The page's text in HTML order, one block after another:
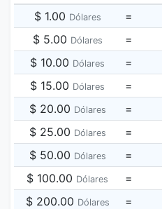
$ 1.00 Dólares =
$ 5.00 Dólares =
$ 10.00 Dólares =
$ 15.00 Dólares =
$ 20.00 Dólares =
$ 25.00 Dólares =
$ 50.00 Dólares =
$ 100.00 Dólares =
$ 200.00 Dólares =